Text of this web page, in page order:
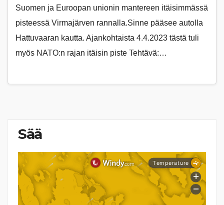
Suomen ja Euroopan unionin mantereen itäisimmässä
pisteessä Virmajärven rannalla.Sinne pääsee autolla
Hattuvaaran kautta. Ajankohtaista 4.4.2023 tästä tuli
myös NATO:n rajan itäisin piste Tehtävä:…
Sää